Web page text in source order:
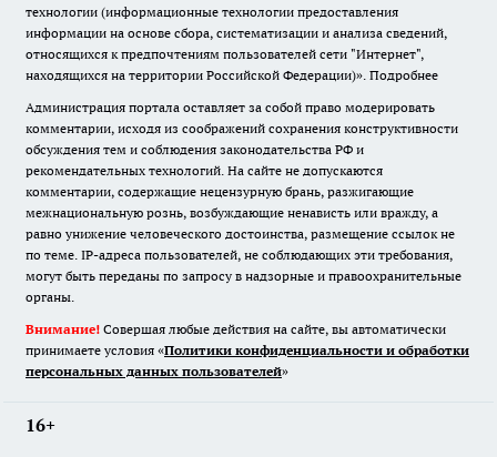
технологии (информационные технологии предоставления
информации на основе сбора, систематизации и анализа сведений,
относящихся к предпочтениям пользователей сети "Интернет",
находящихся на территории Российской Федерации)». Подробнее
Администрация портала оставляет за собой право модерировать
комментарии, исходя из соображений сохранения конструктивности
обсуждения тем и соблюдения законодательства РФ и
рекомендательных технологий. На сайте не допускаются
комментарии, содержащие нецензурную брань, разжигающие
межнациональную рознь, возбуждающие ненависть или вражду, а
равно унижение человеческого достоинства, размещение ссылок не
по теме. IP-адреса пользователей, не соблюдающих эти требования,
могут быть переданы по запросу в надзорные и правоохранительные
органы.
Внимание! Совершая любые действия на сайте, вы автоматически
принимаете условия «Политики конфиденциальности и обработки
персональных данных пользователей»
16+